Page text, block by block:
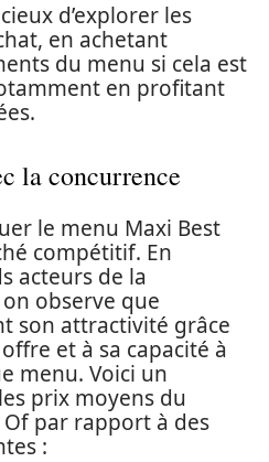
d’explorer les
en achetant
du menu si cela est
en profitant
la concurrence
le menu Maxi Best
compétitif. En
acteurs de la
observe que
son attractivité grâce
et à sa capacité à
menu. Voici un
prix moyens du
par rapport à des
: